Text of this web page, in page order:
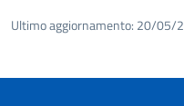
Ultimo aggiornamento: 20/05/